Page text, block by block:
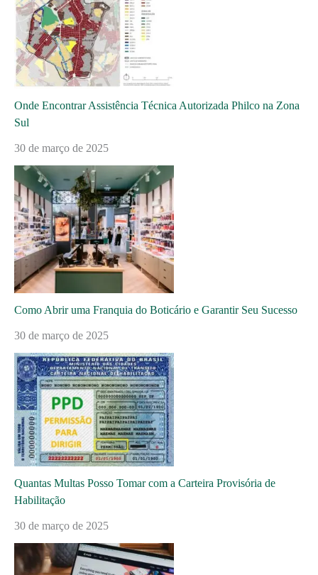
Onde Encontrar Assistência Técnica Autorizada Philco na Zona
Sul
30 de março de 2025
Como Abrir uma Franquia do Boticário e Garantir Seu Sucesso
30 de março de 2025
Quantas Multas Posso Tomar com a Carteira Provisória de
Habilitação
30 de março de 2025